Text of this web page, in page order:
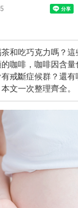
和吃巧克力嗎？
咖啡，咖啡因含
戒斷症候群？還
文一次整理齊全。